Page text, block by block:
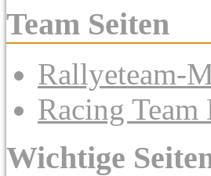
Team Seiten
Rallyeteam-
Racing Team
Wichtige